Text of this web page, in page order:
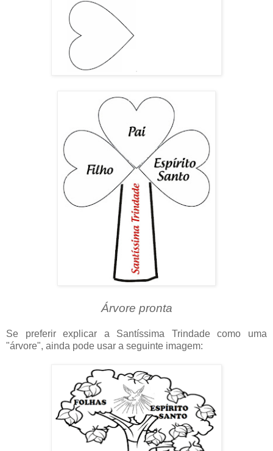
Árvore pronta
Se preferir explicar a Santíssima Trindade como uma
"árvore", ainda pode usar a seguinte imagem: